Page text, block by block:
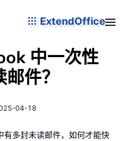
ExtendOffice
中一次性
件？
04-18
多封未读邮件，如何才能快